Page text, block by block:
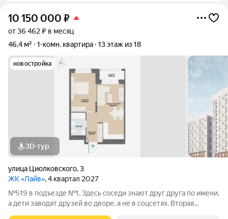
10 150 000 ₽
от 36 462 ₽ в месяц
46,4 м²
1-комн. квартира 13 этаж из 18
новостройка
3D-тур
улица Циолковского,3
ЖК «Лайв», 4 квартал 2027
№519 в подъезде №1. Здесь соседи знают друг друга по имени,
а дети заводят друзей во дворе, а не в соцсетях. Вторая